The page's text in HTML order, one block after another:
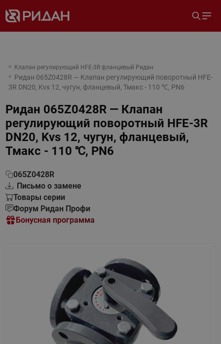
Клапан регулирующий HFE-3R фланцевый Ридан
Ридан 065Z0428R — Клапан регулирующий поворотный HFE-
3R DN20, Kvs 12, чугун, фланцевый, Тмакс - 110 ℃, PN6
Ридан 065Z0428R — Клапан
регулирующий поворотный HFE-3R
DN20, Kvs 12, чугун, фланцевый,
Тмакс - 110 ℃, PN6
065Z0428R
Письмо о замене
Товары серии
Форум Ридан Профи
Бонусная программа